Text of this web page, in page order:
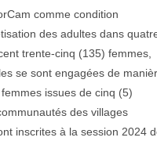
comme condition
des adultes dans
trente-cinq (135) femmes,
se sont engagées de
issues de cinq (5)
des villages
inscrites à la session 2024